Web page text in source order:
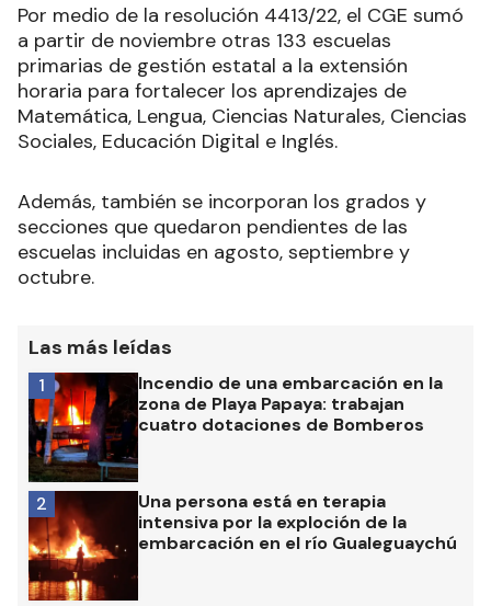
Por medio de la resolución 4413/22, el CGE sumó
a partir de noviembre otras 133 escuelas
primarias de gestión estatal a la extensión
horaria para fortalecer los aprendizajes de
Matemática, Lengua, Ciencias Naturales, Ciencias
Sociales, Educación Digital e Inglés.
Además, también se incorporan los grados y
secciones que quedaron pendientes de las
escuelas incluidas en agosto, septiembre y
octubre.
Las más leídas
Incendio de una embarcación en la
zona de Playa Papaya: trabajan
cuatro dotaciones de Bomberos
1
Una persona está en terapia
intensiva por la exploción de la
embarcación en el río Gualeguaychú
2